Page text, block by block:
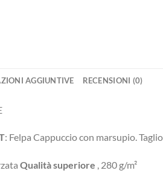
AGGIUNTIVE RECENSIONI (0)
: Felpa Cappuccio con marsupio.
Qualità superiore , 280 g/m²